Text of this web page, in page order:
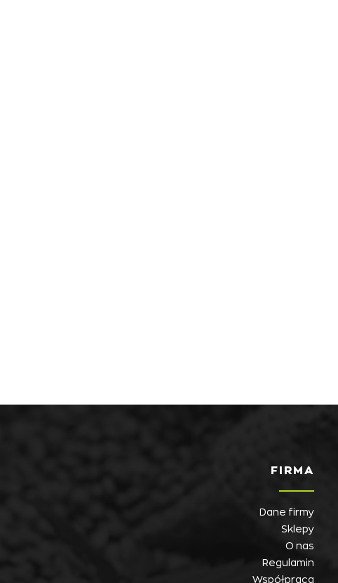
FIRMA
Dane firmy
Sklepy
O nas
Regulamin
Współpraca